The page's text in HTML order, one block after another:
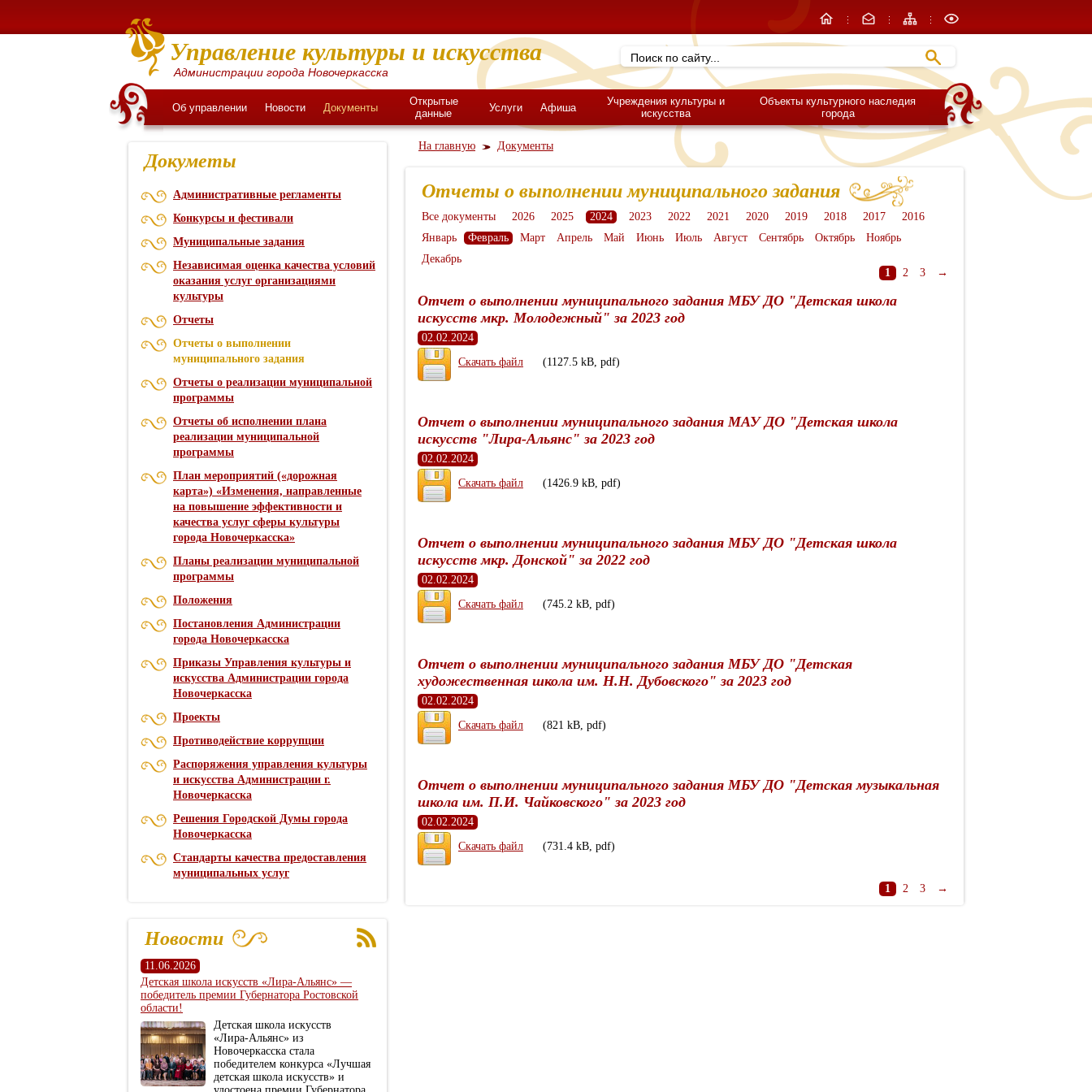
Управление культуры и искусства
Администрации города Новочеркасска
Об управлении Новости Документы
Открытые
данные
Услуги Афиша
Учреждения культуры и
искусства
Объекты культурного наследия
города
Докуметы
Административные регламенты
Конкурсы и фестивали
Муниципальные задания
Независимая оценка качества условий
оказания услуг организациями
культуры
Отчеты
Отчеты о выполнении
муниципального задания
Отчеты о реализации муниципальной
программы
Отчеты об исполнении плана
реализации муниципальной
программы
План мероприятий («дорожная
карта») «Изменения, направленные
на повышение эффективности и
качества услуг сферы культуры
города Новочеркасска»
Планы реализации муниципальной
программы
Положения
Постановления Администрации
города Новочеркасска
Приказы Управления культуры и
искусства Администрации города
Новочеркасска
Проекты
Противодействие коррупции
Распоряжения управления культуры
и искусства Администрации г.
Новочеркасска
Решения Городской Думы города
Новочеркасска
Стандарты качества предоставления
муниципальных услуг
Новости
11.06.2026
Детская школа искусств «Лира‑Альянс» —
победитель премии Губернатора Ростовской
области!
Детская школа искусств
«Лира‑Альянс» из
Новочеркасска стала
победителем конкурса «Лучшая
детская школа искусств» и
На главную Документы
Отчеты о выполнении муниципального задания
Все документы 2026 2025 2024 2023 2022 2021 2020 2019 2018 2017
2016
Январь
Февраль Март Апрель Май Июнь Июль Август Сентябрь Октябрь
Ноябрь
Декабрь
1
2 3 →
Отчет о выполнении муниципального задания МБУ ДО "Детская школа
искусств мкр. Молодежный" за 2023 год
02.02.2024
Скачать файл
(1127.5 kB, pdf)
Отчет о выполнении муниципального задания МАУ ДО "Детская школа
искусств "Лира-Альянс" за 2023 год
02.02.2024
Скачать файл
(1426.9 kB, pdf)
Отчет о выполнении муниципального задания МБУ ДО "Детская школа
искусств мкр. Донской" за 2022 год
02.02.2024
Скачать файл
(745.2 kB, pdf)
Отчет о выполнении муниципального задания МБУ ДО "Детская
художественная школа им. Н.Н. Дубовского" за 2023 год
02.02.2024
Скачать файл
(821 kB, pdf)
Отчет о выполнении муниципального задания МБУ ДО "Детская музыкальная
школа им. П.И. Чайковского" за 2023 год
02.02.2024
Скачать файл
(731.4 kB, pdf)
1 2 3 →